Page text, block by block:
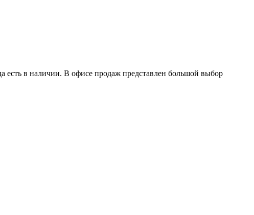
есть в наличии. В офисе продаж представлен большой выбор